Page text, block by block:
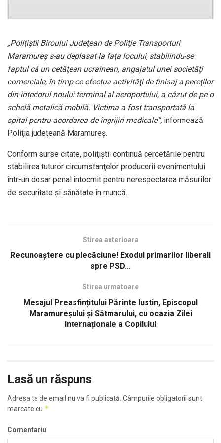
„Poliţiştii Biroului Judeţean de Poliţie Transporturi
Maramureş s-au deplasat la faţa locului, stabilindu-se
faptul că un cetăţean ucrainean, angajatul unei societăţi
comerciale, în timp ce efectua activităţi de finisaj a pereţilor
din interiorul noului terminal al aeroportului, a căzut de pe o
schelă metalică mobilă. Victima a fost transportată la
spital pentru acordarea de îngrijiri medicale”, informează
Poliţia judeţeană Maramureş.
Conform surse citate, poliţiştii continuă cercetările pentru
stabilirea tuturor circumstanţelor producerii evenimentului
într-un dosar penal întocmit pentru nerespectarea măsurilor
de securitate şi sănătate în muncă.
Stirea anterioara
Recunoaștere cu plecăciune! Exodul primarilor liberali
spre PSD...
Stirea urmatoare
Mesajul Preasfințitului Părinte Iustin, Episcopul
Maramureșului și Sătmarului, cu ocazia Zilei
Internaționale a Copilului
Lasă un răspuns
Adresa ta de email nu va fi publicată. Câmpurile obligatorii sunt
marcate cu *
Comentariu